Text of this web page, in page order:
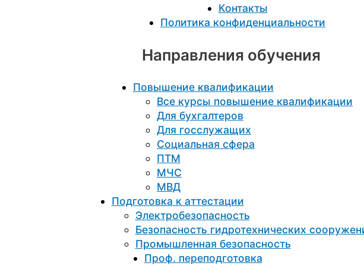
Контакты
Политика конфиденциальности
Направления обучения
Повышение квалификации
Все курсы повышение квалификации
Для бухгалтеров
Для госслужащих
Социальная сфера
ПТМ
МЧС
МВД
Подготовка к aттестации
Электробезопасность
Безопасность гидротехнических
Промышленная безопасность
Проф. переподготовка